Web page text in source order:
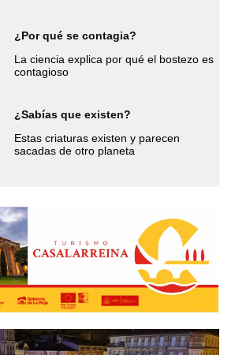
¿Por qué se contagia?
La ciencia explica por qué el bostezo es
contagioso
¿Sabías que existen?
Estas criaturas existen y parecen
sacadas de otro planeta